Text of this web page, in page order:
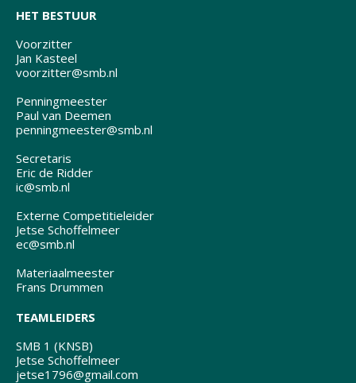
HET BESTUUR
Voorzitter
Jan Kasteel
voorzitter@smb.nl
Penningmeester
Paul van Deemen
penningmeester@smb.nl
Secretaris
Eric de Ridder
ic@smb.nl
Externe Competitieleider
Jetse Schoffelmeer
ec@smb.nl
Materiaalmeester
Frans Drummen
TEAMLEIDERS
SMB 1 (KNSB)
Jetse Schoffelmeer
jetse1796@gmail.com